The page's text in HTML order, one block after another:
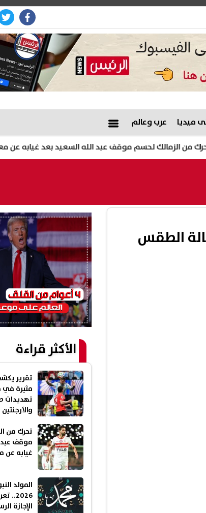
ميديا عرب وعالم
لحسم موقف عبد الله السعيد بعد غيابه عن معسكر
الطقس
الأكثر قراءة
تقرير
تهديدات
تحرك من
موقف عبد
غيابه عن
المولد
الإجازة